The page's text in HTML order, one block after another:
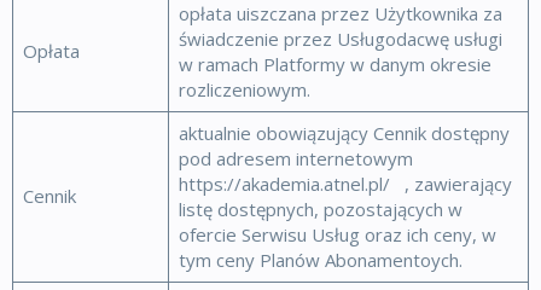
Opłata
opłata uiszczana przez Użytkownika za
świadczenie przez Usługodacwę usługi
w ramach Platformy w danym okresie
rozliczeniowym.
Cennik
aktualnie obowiązujący Cennik dostępny
pod adresem internetowym
https://akademia.atnel.pl/ , zawierający
listę dostępnych, pozostających w
ofercie Serwisu Usług oraz ich ceny, w
tym ceny Planów Abonamentoych.